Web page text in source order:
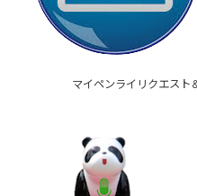
マイペンライリクエスト